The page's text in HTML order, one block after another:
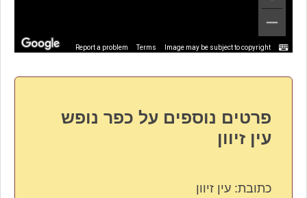
Image may be subject to copyright
Terms
Report a problem
פרטים נוספים על כפר נופש
עין זיוון
כתובת: עין זיוון